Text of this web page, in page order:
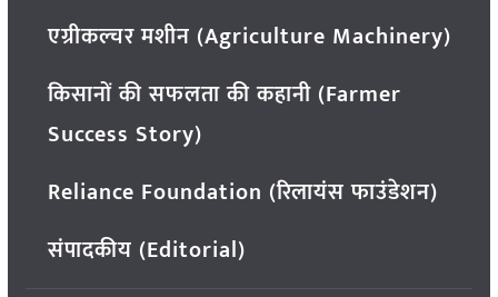
एग्रीकल्चर मशीन (Agriculture Machinery)
किसानों की सफलता की कहानी (Farmer
Success Story)
Reliance Foundation (रिलायंस फाउंडेशन)
संपादकीय (Editorial)